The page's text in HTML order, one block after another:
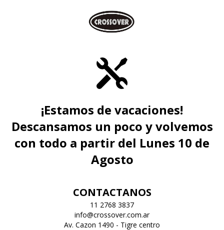
¡Estamos de vacaciones!
Descansamos un poco y volvemos
con todo a partir del Lunes 10 de
Agosto
CONTACTANOS
11 2768 3837
info@crossover.com.ar
Av. Cazon 1490 - Tigre centro